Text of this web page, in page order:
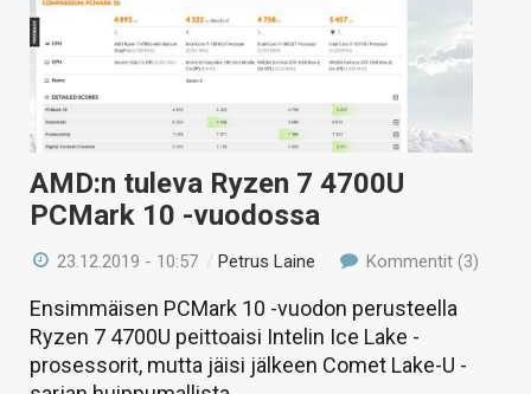
AMD:n tuleva Ryzen 7 4700U
PCMark 10 -vuodossa
23.12.2019 - 10:57 /Petrus Laine Kommentit (3)
Ensimmäisen PCMark 10 -vuodon perusteella
Ryzen 7 4700U peittoaisi Intelin Ice Lake -
prosessorit, mutta jäisi jälkeen Comet Lake-U -